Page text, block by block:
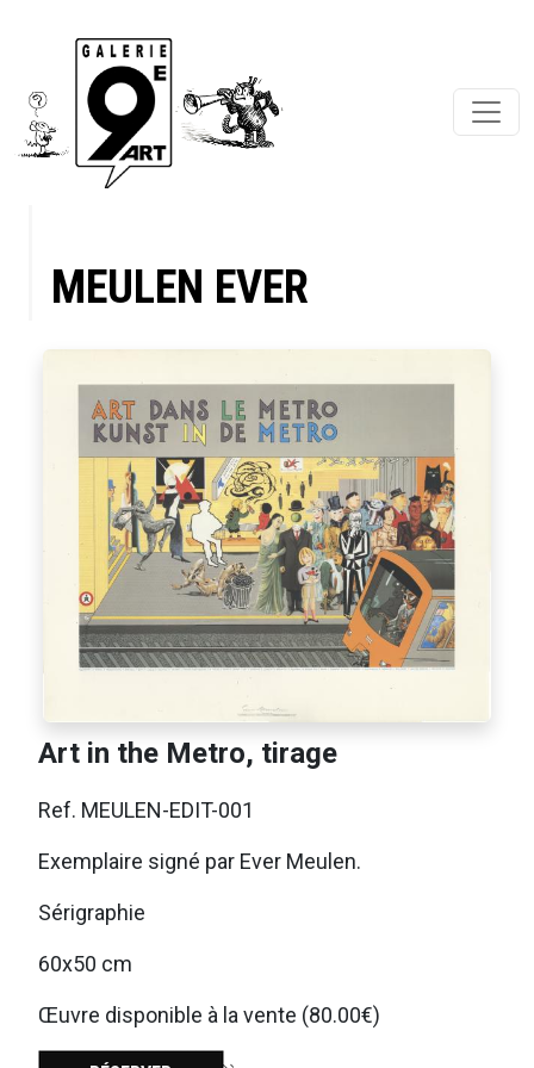
MEULEN EVER
Art in the Metro, tirage
Ref. MEULEN-EDIT-001
Exemplaire signé par Ever Meulen.
Sérigraphie
60x50 cm
Œuvre disponible à la vente (80.00€)